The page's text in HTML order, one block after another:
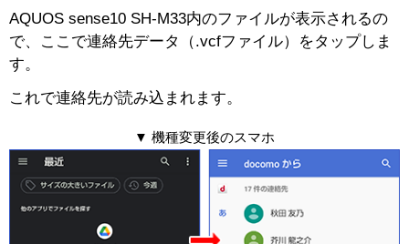
AQUOS sense10 SH-M33内のファイルが表示されるの
で、ここで連絡先データ（.vcfファイル）をタップしま
す。
これで連絡先が読み込まれます。
▼ 機種変更後のスマホ